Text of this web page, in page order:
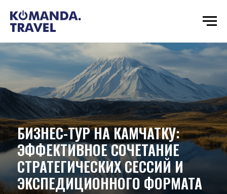
БИЗНЕС-ТУР НА КАМЧАТКУ:
ЭФФЕКТИВНОЕ СОЧЕТАНИЕ
СТРАТЕГИЧЕСКИХ СЕССИЙ И
ЭКСПЕДИЦИОННОГО ФОРМАТА